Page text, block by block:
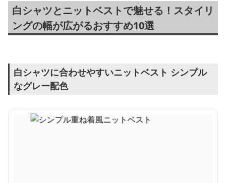
白シャツとニットベストで魅せる！スタイリ
ングの幅が広がるおすすめ10選
白シャツに合わせやすいニットベスト シンプル
なグレー配色